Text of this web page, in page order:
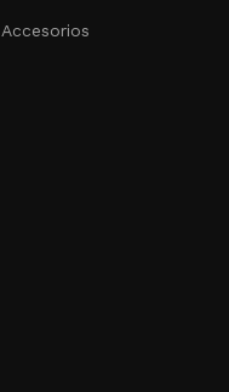
Accesorios